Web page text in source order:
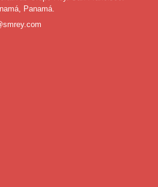
Panamá.